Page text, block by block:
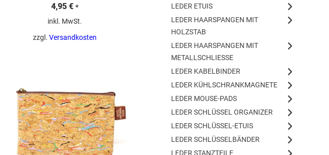
4,95€ *
inkl. MwSt.
zzgl.Versandkosten
LEDER ETUIS
LEDER HAARSPANGEN MIT
HOLZSTAB
LEDER HAARSPANGEN MIT
METALLSCHLIESSE
LEDER KABELBINDER
LEDER KÜHLSCHRANKMAGNETE
LEDER MOUSE-PADS
LEDER SCHLÜSSEL ORGANIZER
LEDER SCHLÜSSEL-ETUIS
LEDER SCHLÜSSELBÄNDER
LEDER STANZTEILE